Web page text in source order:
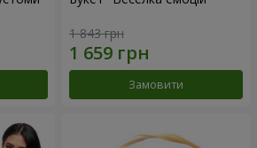
1 843 грн
Замовити